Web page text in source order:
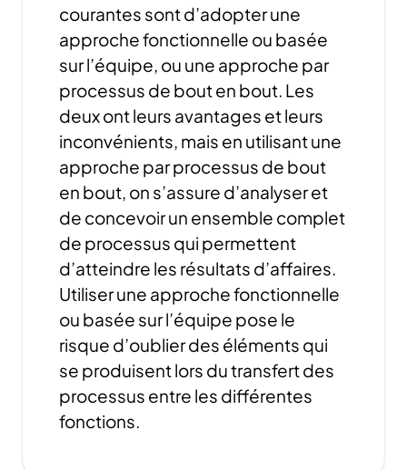
courantes sont d’adopter une
approche fonctionnelle ou basée
sur l’équipe, ou une approche par
processus de bout en bout. Les
deux ont leurs avantages et leurs
inconvénients, mais en utilisant une
approche par processus de bout
en bout, on s’assure d’analyser et
de concevoir un ensemble complet
de processus qui permettent
d’atteindre les résultats d’affaires.
Utiliser une approche fonctionnelle
ou basée sur l’équipe pose le
risque d’oublier des éléments qui
se produisent lors du transfert des
processus entre les différentes
fonctions.